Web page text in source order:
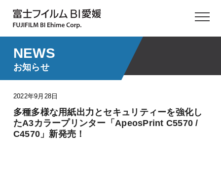
NEWS
お知らせ
2022年9月28日
多種多様な用紙出力とセキュリティーを強化し
たA3カラープリンター「ApeosPrint C5570 /
C4570」新発売！